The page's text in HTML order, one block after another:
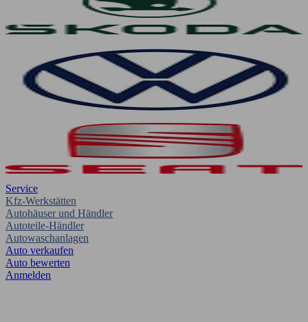
Service
Kfz-Werkstätten
Autohäuser und Händler
Autoteile-Händler
Autowaschanlagen
Auto verkaufen
Auto bewerten
Anmelden